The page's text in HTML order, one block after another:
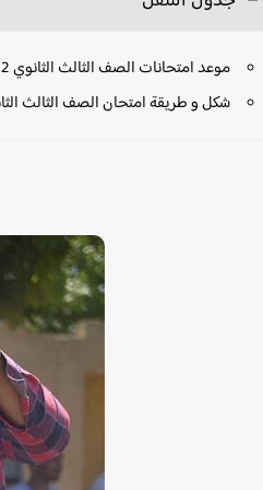
موعد امتحانات الصف الثالث الثانوي 2022
شكل و طريقة امتحان الصف الثالث